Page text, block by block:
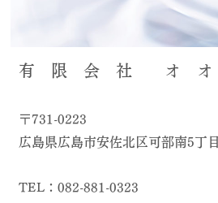
有 限 会 社 オ オ
〒731-0223
広島県広島市安佐北区可部南5丁
TEL：082-881-0323